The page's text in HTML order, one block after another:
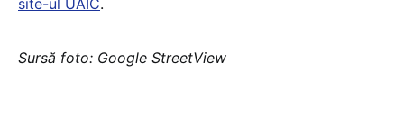
site-ul UAIC.
Sursă foto: Google StreetView